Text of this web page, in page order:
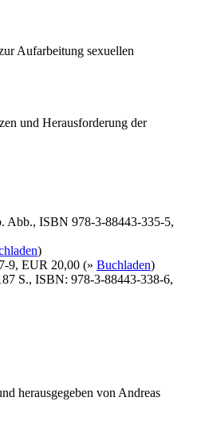
Aufarbeitung sexuellen
und Herausforderung der
Abb., ISBN 978-3-88443-335-5,
)
9, EUR 20,00 (» Buchladen)
S., ISBN: 978-3-88443-338-6,
herausgegeben von Andreas